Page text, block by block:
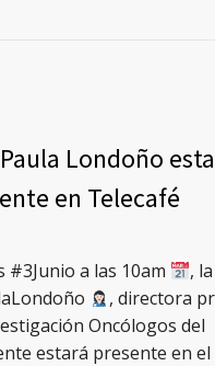
Londoño
en Telecafé
#3Junio a las 10am
,
, directora
Oncólogos del
estará presente en el